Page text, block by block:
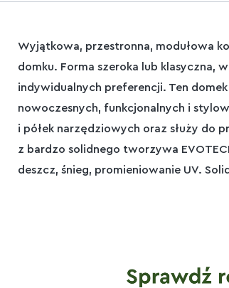
Wyjątkowa, przestronna, modułowa
domku. Forma szeroka lub klasyczna,
indywidualnych preferencji. Ten
nowoczesnych, funkcjonalnych i
i półek narzędziowych oraz służy do
z bardzo solidnego tworzywa
deszcz, śnieg, promieniowanie UV.